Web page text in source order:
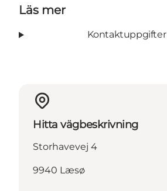
Läs mer
Kontaktuppgifter
Hitta vägbeskrivning
Storhavevej 4
9940 Læsø